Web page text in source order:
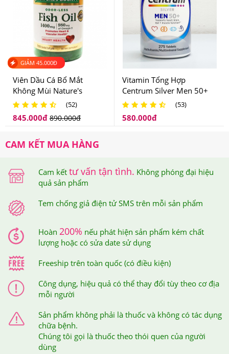
tăng đề kháng mùa dịch
5.Viên Uống Tăng Cường Miễn Dịch Nature
Made Super C With D3 & Zinc Của Mỹ Giá Bao
Nhiêu, Nên Mua Ở Đâu Đảm Bảo?
Tại hệ thống Giảm Cân An Toàn, Viên Nature
Super C With D3 & Zinc
GIẢM 45.000Đ
Viên Dầu Cá Bổ Mắt
Không Mùi Nature's
Bounty Fish Oil 1400mg
130 Viên Của Mỹ
(52)
845.000đ 890.000đ
Vitamin Tổng Hợp
Centrum Silver Men 50+
Dành Cho Nam Giới Trên
(53)
580.000đ
CAM KẾT MUA HÀNG
Cam kết tư vấn tận tình. Không phóng đại hiệu
quả sản phẩm
Tem chống giả điện tử SMS trên mỗi sản phẩm
Hoàn 200% nếu phát hiện sản phẩm kém chất
lượng hoặc có sửa date sử dụng
Freeship trên toàn quốc (có điều kiện)
Công dụng, hiệu quả có thể thay đổi tùy theo cơ địa
mỗi người
Sản phẩm không phải là thuốc và không có tác dụng
chữa bệnh.
Chúng tôi gọi là thuốc theo thói quen của người
dùng